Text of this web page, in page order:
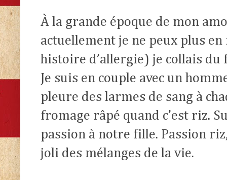
À la grande époque de mon
actuellement je ne peux plus
histoire d’allergie) je collais
Je suis en couple avec un
pleure des larmes de sang à
fromage râpé quand c’est riz.
passion à notre fille. Passion
joli des mélanges de la vie.